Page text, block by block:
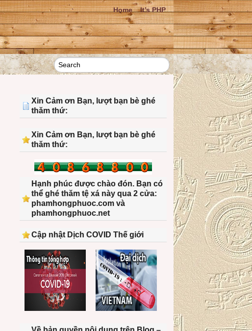
Home It’s PHP
Xin Cảm ơn Bạn, lượt bạn bè ghé
thăm thứ:
Xin Cảm ơn Bạn, lượt bạn bè ghé
thăm thứ:
Hạnh phúc được chào đón. Bạn có
thể ghé thăm tệ xá này qua 2 cửa:
phamhongphuoc.com và
phamhongphuoc.net
Cập nhật Dịch COVID Thế giới